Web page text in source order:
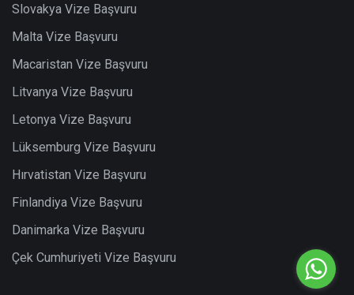
Slovakya Vize Başvuru
Malta Vize Başvuru
Macaristan Vize Başvuru
Litvanya Vize Başvuru
Letonya Vize Başvuru
Lüksemburg Vize Başvuru
Hırvatistan Vize Başvuru
Finlandiya Vize Başvuru
Danimarka Vize Başvuru
Çek Cumhuriyeti Vize Başvuru